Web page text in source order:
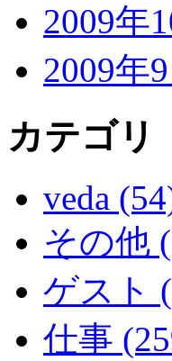
2009年
2009年
カテゴリ
veda
その他
ゲスト
仕事